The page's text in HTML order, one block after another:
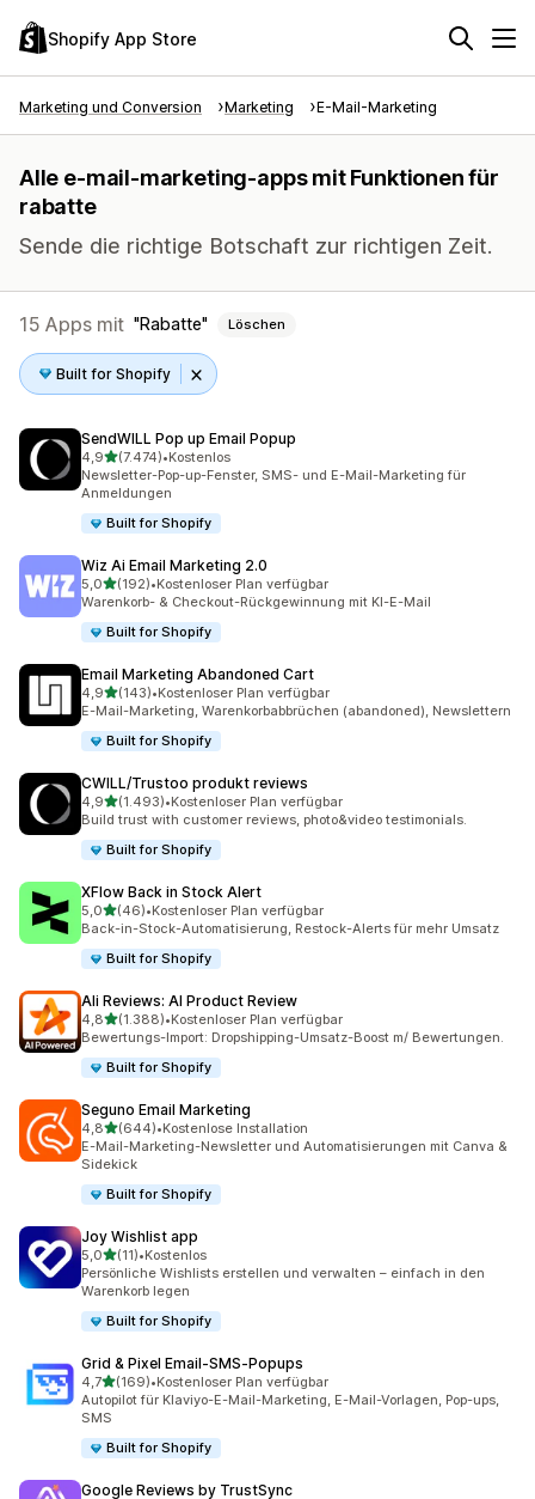
Shopify App Store
Marketing und Conversion Marketing E-Mail-Marketing
Alle e-mail-marketing-apps mit Funktionen für
rabatte
Sende die richtige Botschaft zur richtigen Zeit.
15 Apps mit Rabatte Löschen
Built for Shopify
SendWILL Pop up Email Popup
4,9von 5 Sternen
(7.474)
7474 Rezensionen insgesamt
•Kostenlos
Newsletter-Pop-up-Fenster, SMS- und E-Mail-Marketing für
Anmeldungen
Built for Shopify
Wiz Ai Email Marketing 2.0
5,0von 5 Sternen
(192)
192 Rezensionen insgesamt
•Kostenloser Plan verfügbar
Warenkorb- & Checkout-Rückgewinnung mit KI-E-Mail
Built for Shopify
Email Marketing Abandoned Cart
4,9von 5 Sternen
(143)
143 Rezensionen insgesamt
•Kostenloser Plan verfügbar
E-Mail-Marketing, Warenkorbabbrüchen (abandoned), Newslettern
Built for Shopify
CWILL/Trustoo produkt reviews
4,9von 5 Sternen
(1.493)
1493 Rezensionen insgesamt
•Kostenloser Plan verfügbar
Build trust with customer reviews, photo&video testimonials.
Built for Shopify
XFlow Back in Stock Alert
5,0von 5 Sternen
(46)
46 Rezensionen insgesamt
•Kostenloser Plan verfügbar
Back-in-Stock-Automatisierung, Restock-Alerts für mehr Umsatz
Built for Shopify
Ali Reviews: AI Product Review
4,8von 5 Sternen
(1.388)
1388 Rezensionen insgesamt
•Kostenloser Plan verfügbar
Bewertungs-Import: Dropshipping-Umsatz-Boost m/ Bewertungen.
Built for Shopify
Seguno Email Marketing
4,8von 5 Sternen
(644)
644 Rezensionen insgesamt
•Kostenlose Installation
E-Mail-Marketing-Newsletter und Automatisierungen mit Canva &
Sidekick
Built for Shopify
Joy Wishlist app
5,0von 5 Sternen
(11)
11 Rezensionen insgesamt
•Kostenlos
Persönliche Wishlists erstellen und verwalten – einfach in den
Warenkorb legen
Built for Shopify
Grid & Pixel Email‑SMS‑Popups
4,7von 5 Sternen
(169)
169 Rezensionen insgesamt
•Kostenloser Plan verfügbar
Autopilot für Klaviyo-E-Mail-Marketing, E-Mail-Vorlagen, Pop-ups,
SMS
Built for Shopify
Google Reviews by TrustSync